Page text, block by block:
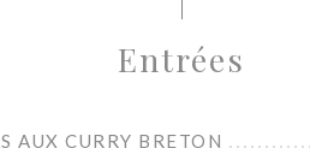
Entrées
AUX CURRY BRETON